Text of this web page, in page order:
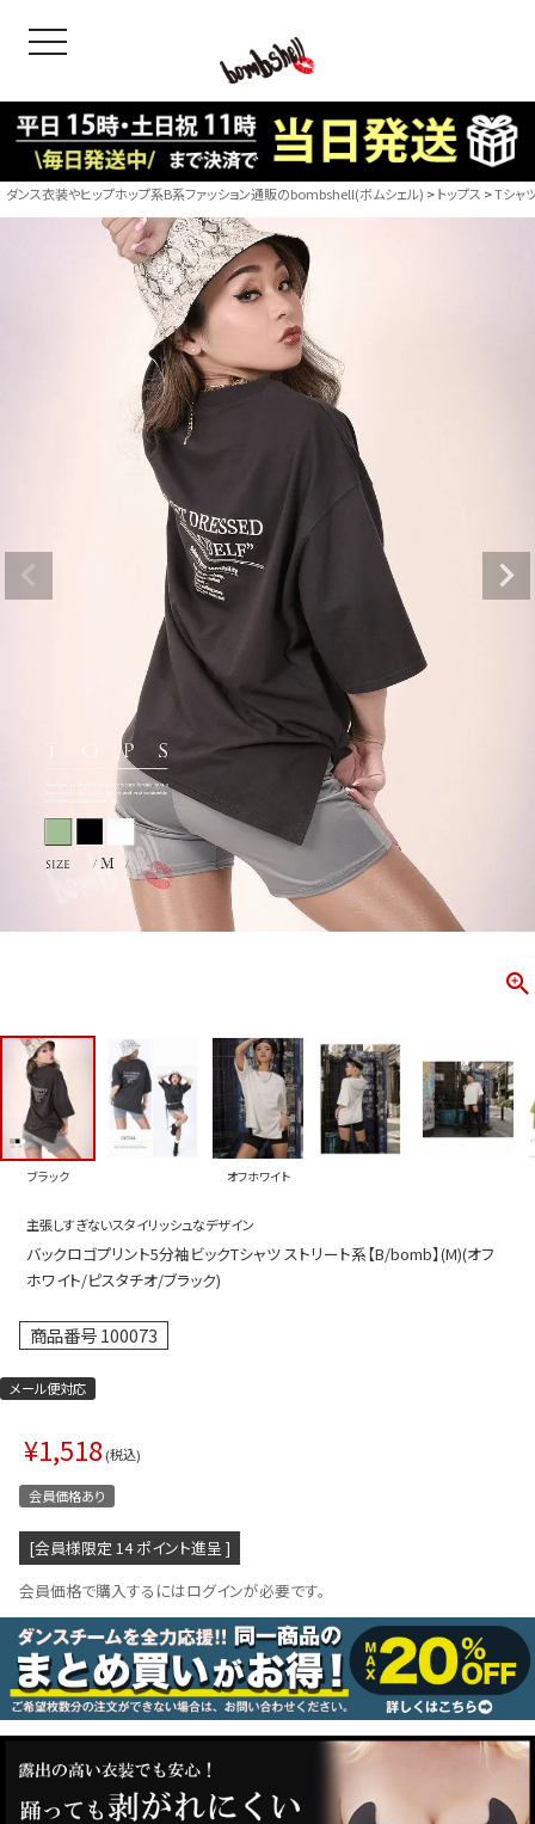
toggle navigation
＝ボムシェル】はダンス衣装専門ブランド。
衣装ならお任せ！オリジナル衣装やダンス衣装のトータル
ィネートのご提案。 ボムシェルならではの最新で斬新な
えをお届け。 撮影で使用してる小物や靴などダンサー必
ーデはイメージしやすく、全てボムシェルでご購入可能。
とは差別化出来るしっかりした衣装のご提案はダンサー
ージ映えを全力で応援してます。
商品一覧
CONTENTS
ス
ー
アップ
ース
インワン／サロペット
ラ・ニップレス
LINE連携でクーポンもらえる!!
B/bomb
【B/
「これど
好き女子
レッスン
トップス
ボトムス
コスプレ
クリスマス
ランジェ
ダンス衣装やヒップホップ系B系ファッション通販のbombshell(ボムシェル) トップス Tシャ
ブラック オフホワイト
主張しすぎないスタイリッシュなデザイン
バックロゴプリント5分袖ビックTシャツ ストリート系【B/bomb】(M)(オフ
ホワイト/ピスタチオ/ブラック)
商品番号100073
メール便対応
¥1,518 税込
会員価格あり
[会員様限定 14 ポイント進呈 ]
会員価格で購入するにはログインが必要です。